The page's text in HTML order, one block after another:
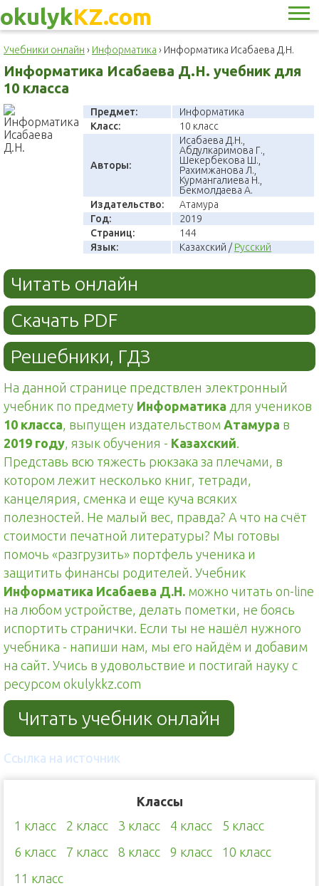
okulykKZ.com
Учебники онлайн › Информатика › Информатика Исабаева Д.Н.
Информатика Исабаева Д.Н. учебник для
10 класса
Предмет:
Информатика
Класс:
10 класс
Авторы:
Исабаева Д.Н.,
Абдулкаримова Г.,
Шекербекова Ш.,
Рахимжанова Л.,
Курмангалиева Н.,
Бекмолдаева А.
Издательство:
Атамура
Год:
2019
Страниц:
144
Язык:
Казахский / Русский
Читать онлайн
Скачать PDF
Решебники, ГДЗ
На данной странице предствлен электронный
учебник по предмету Информатика для учеников
10 класса, выпущен издательством Атамура в
2019 году, язык обучения - Казахский.
Представь всю тяжесть рюкзака за плечами, в
котором лежит несколько книг, тетради,
канцелярия, сменка и еще куча всяких
полезностей. Не малый вес, правда? А что на счёт
стоимости печатной литературы? Мы готовы
помочь «разгрузить» портфель ученика и
защитить финансы родителей. Учебник
Информатика Исабаева Д.Н. можно читать on-line
на любом устройстве, делать пометки, не боясь
испортить странички. Если ты не нашёл нужного
учебника - напиши нам, мы его найдём и добавим
на сайт. Учись в удовольствие и постигай науку с
ресурсом okulykkz.com
Читать учебник онлайн
Ссылка на источник
Классы
1 класс
2 класс 3 класс 4 класс
5 класс
6 класс
7 класс 8 класс 9 класс
10 класс
11 класс